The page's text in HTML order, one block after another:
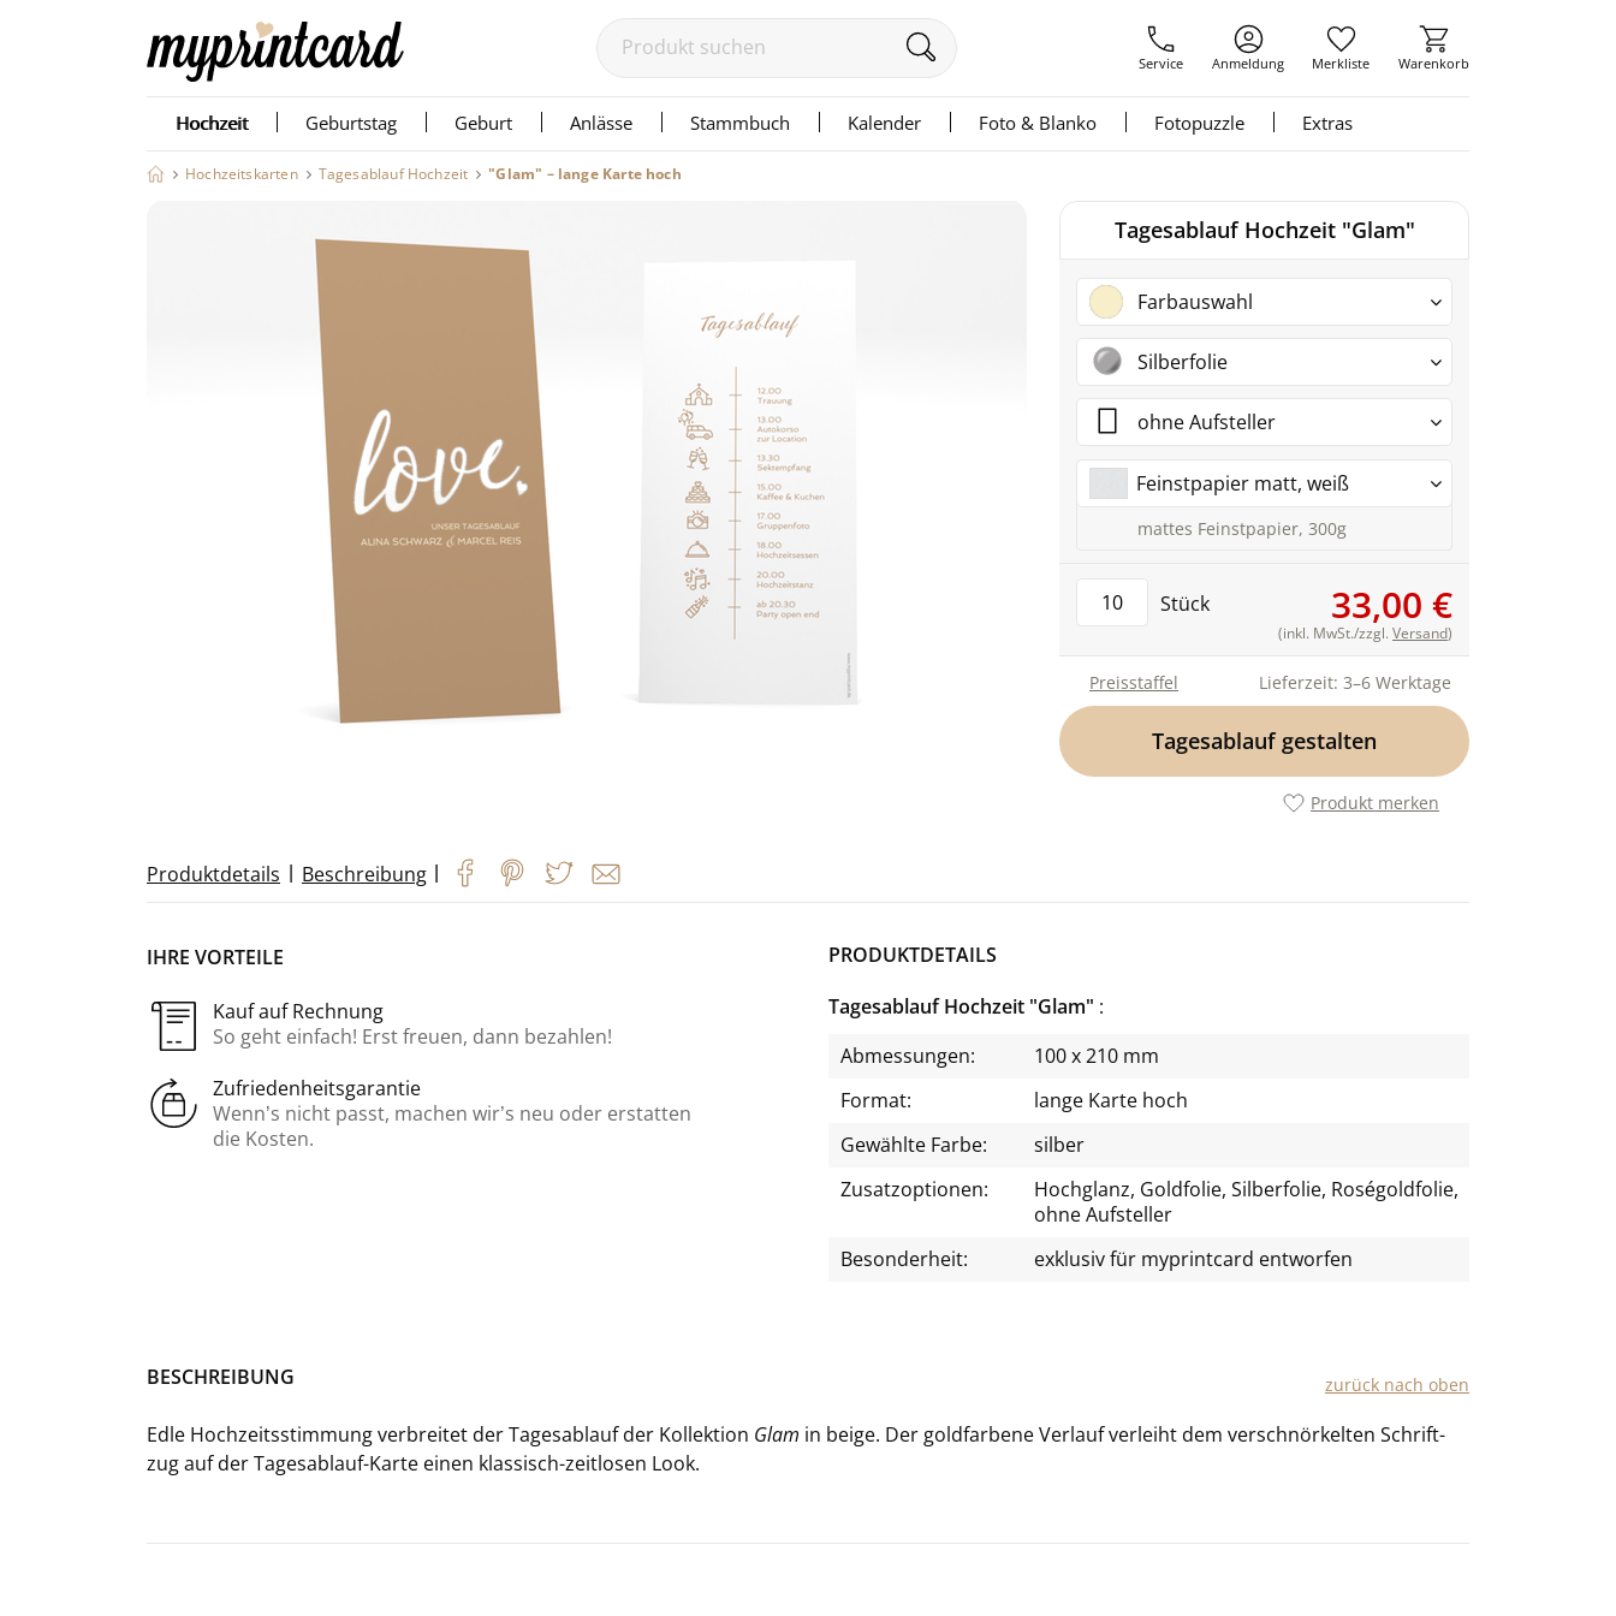
Service Anmeldung Merkliste Warenkorb
Hochzeit Geburtstag Geburt Anlässe Stammbuch Kalender Foto & Blanko Fotopuzzle Extras
Hochzeitskarten Tagesablauf Hochzeit "Glam" – lange Karte hoch
Tagesablauf Hochzeit "Glam"
Farbauswahl
Silberfolie
ohne Aufsteller
Feinstpapier matt, weiß
mattes Feinstpapier, 300g
Stück 33,00 €
(inkl. MwSt./zzgl. Versand)
Lieferzeit: 3–6 Werktage
Preisstaffel
Tagesablauf gestalten
Produkt merken
Produktdetails | Beschreibung |
IHRE VORTEILE
Kauf auf Rechnung
So geht einfach! Erst freuen, dann bezahlen!
Zufriedenheitsgarantie
Wenn’s nicht passt, machen wir’s neu oder erstatten
die Kosten.
PRODUKTDETAILS
Tagesablauf Hochzeit "Glam"
Abmessungen:
100 x 210 mm
Format:
lange Karte hoch
Gewählte Farbe:
silber
Zusatzoptionen:
Hochglanz, Goldfolie, Silberfolie, Roségoldfolie,
ohne Aufsteller
Besonderheit:
exklusiv für myprintcard entworfen
BE­SCHREI­BUNG zu­rück nach oben
Edle Hoch­zeits­stim­mung ver­brei­tet der Ta­ges­ab­lauf der Kol­lek­ti­on Glam in beige. Der gold­far­be­ne Ver­lauf ver­leiht dem ver­schnör­kel­ten Schrift­
zug auf der Tagesablauf-​Karte einen klassisch-​zeitlosen Look.